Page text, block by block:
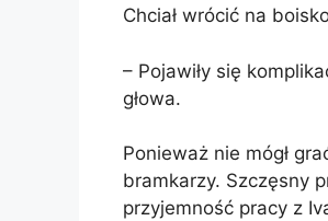
Chciał wrócić na
– Pojawiły się
głowa.
Ponieważ nie mógł
bramkarzy. Szczęsny
przyjemność pracy z